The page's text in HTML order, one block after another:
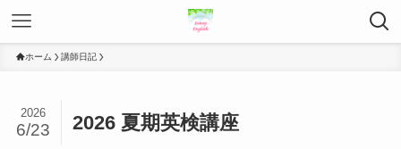
ホーム 講師日記
2026 夏期英検講座
2026
6/23